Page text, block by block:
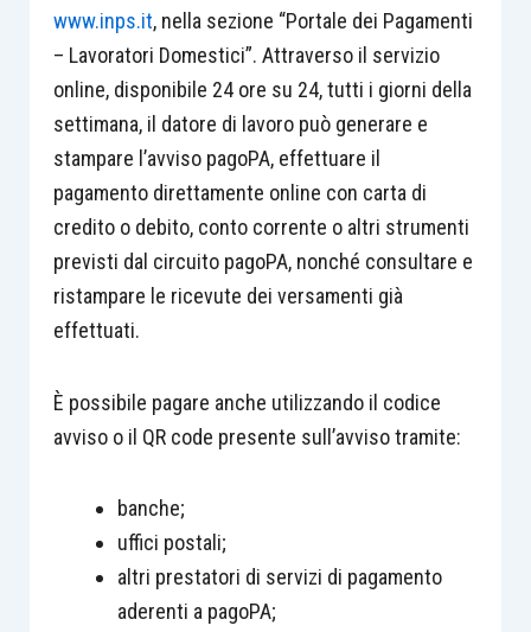
www.inps.it, nella sezione “Portale dei Pagamenti
– Lavoratori Domestici”. Attraverso il servizio
online, disponibile 24 ore su 24, tutti i giorni della
settimana, il datore di lavoro può generare e
stampare l’avviso pagoPA, effettuare il
pagamento direttamente online con carta di
credito o debito, conto corrente o altri strumenti
previsti dal circuito pagoPA, nonché consultare e
ristampare le ricevute dei versamenti già
effettuati.
È possibile pagare anche utilizzando il codice
avviso o il QR code presente sull’avviso tramite:
banche;
uffici postali;
altri prestatori di servizi di pagamento
aderenti a pagoPA;